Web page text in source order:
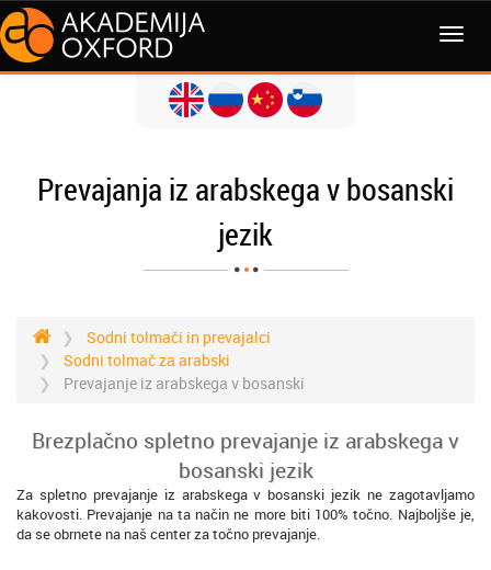
MENI
Prevajanja iz arabskega v bosanski
jezik
Sodni tolmači in prevajalci
Sodni tolmač za arabski
Prevajanje iz arabskega v bosanski
Brezplačno spletno prevajanje iz arabskega v
bosanski jezik
Za spletno prevajanje iz arabskega v bosanski jezik ne zagotavljamo
kakovosti. Prevajanje na ta način ne more biti 100% točno. Najboljše je,
da se obrnete na naš center za točno prevajanje.